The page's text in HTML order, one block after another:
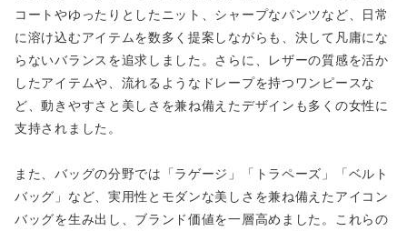
コートやゆったりとしたニット、シャープなパンツなど、日常
に溶け込むアイテムを数多く提案しながらも、決して凡庸にな
らないバランスを追求しました。さらに、レザーの質感を活か
したアイテムや、流れるようなドレープを持つワンピースな
ど、動きやすさと美しさを兼ね備えたデザインも多くの女性に
支持されました。
また、バッグの分野では「ラゲージ」「トラペーズ」「ベルト
バッグ」など、実用性とモダンな美しさを兼ね備えたアイコン
バッグを生み出し、ブランド価値を一層高めました。これらの